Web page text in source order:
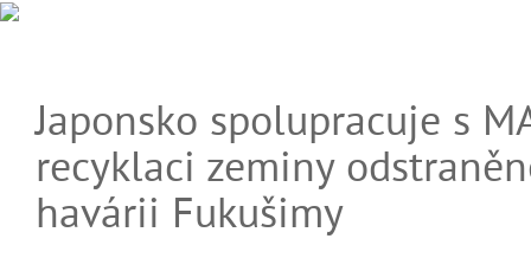
Japonsko spolupracuje s
recyklaci zeminy
havárii Fukušimy